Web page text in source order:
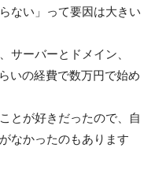
ない」って要因は大きい
サーバーとドメイン、
いの経費で数万円で始め
とが好きだったので、自
なかったのもあります